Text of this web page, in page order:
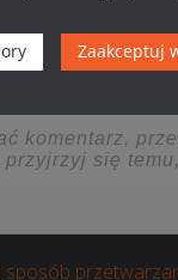
sposób
Zaakceptuj